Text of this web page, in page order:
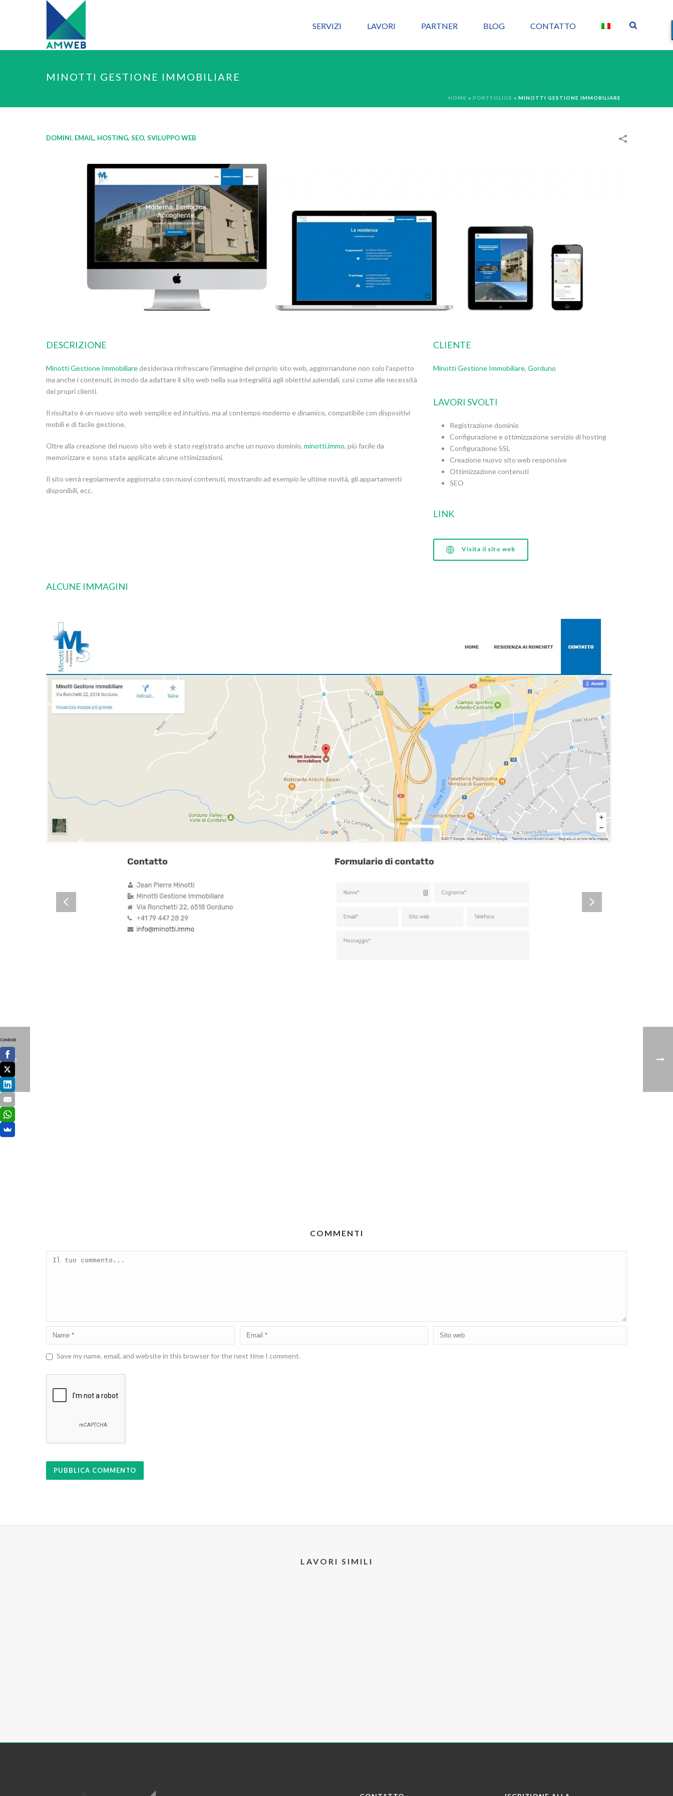
SERVIZI LAVORI PARTNER BLOG CONTATTO
MINOTTI GESTIONE IMMOBILIARE
HOME » PORTFOLIOS » MINOTTI GESTIONE IMMOBILIARE
DOMINI, EMAIL, HOSTING, SEO, SVILUPPO WEB
DESCRIZIONE
Minotti Gestione Immobiliaredesiderava rinfrescare l’immagine del proprio sito web, aggiornandone non solo l’aspetto
ma anche i contenuti, in modo da adattare il sito web nella sua integralità agli obiettivi aziendali, così come alle necessità
dei propri clienti.
Il risultato è un nuovo sito web semplice ed intuitivo, ma al contempo moderno e dinamico, compatibile con dispositivi
mobili e di facile gestione.
Oltre alla creazione del nuovo sito web è stato registrato anche un nuovo dominio, minotti.immo, più facile da
memorizzare e sono state applicate alcune ottimizzazioni.
Il sito verrà regolarmente aggiornato con nuovi contenuti, mostrando ad esempio le ultime novità, gli appartamenti
disponibili, ecc.
CLIENTE
Minotti Gestione Immobiliare, Gorduno
LAVORI SVOLTI
Registrazione dominio
Configurazione e ottimizzazione servizio di hosting
Configurazione SSL
Creazione nuovo sito web responsive
Ottimizzazione contenuti
SEO
LINK
Visita il sito web
ALCUNE IMMAGINI
COMMENTI
Save my name, email, and website in this browser for the next time I comment.
LAVORI SIMILI
Condividi